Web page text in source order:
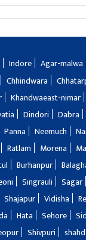
Indore Agar-malwa
Chhindwara
Khandwaeast-nimar
Dindori Dabra
Panna Neemuch
Ratlam Morena
Burhanpur
Singrauli Sagar
Shajapur Vidisha
Hata Sehore
Shivpuri